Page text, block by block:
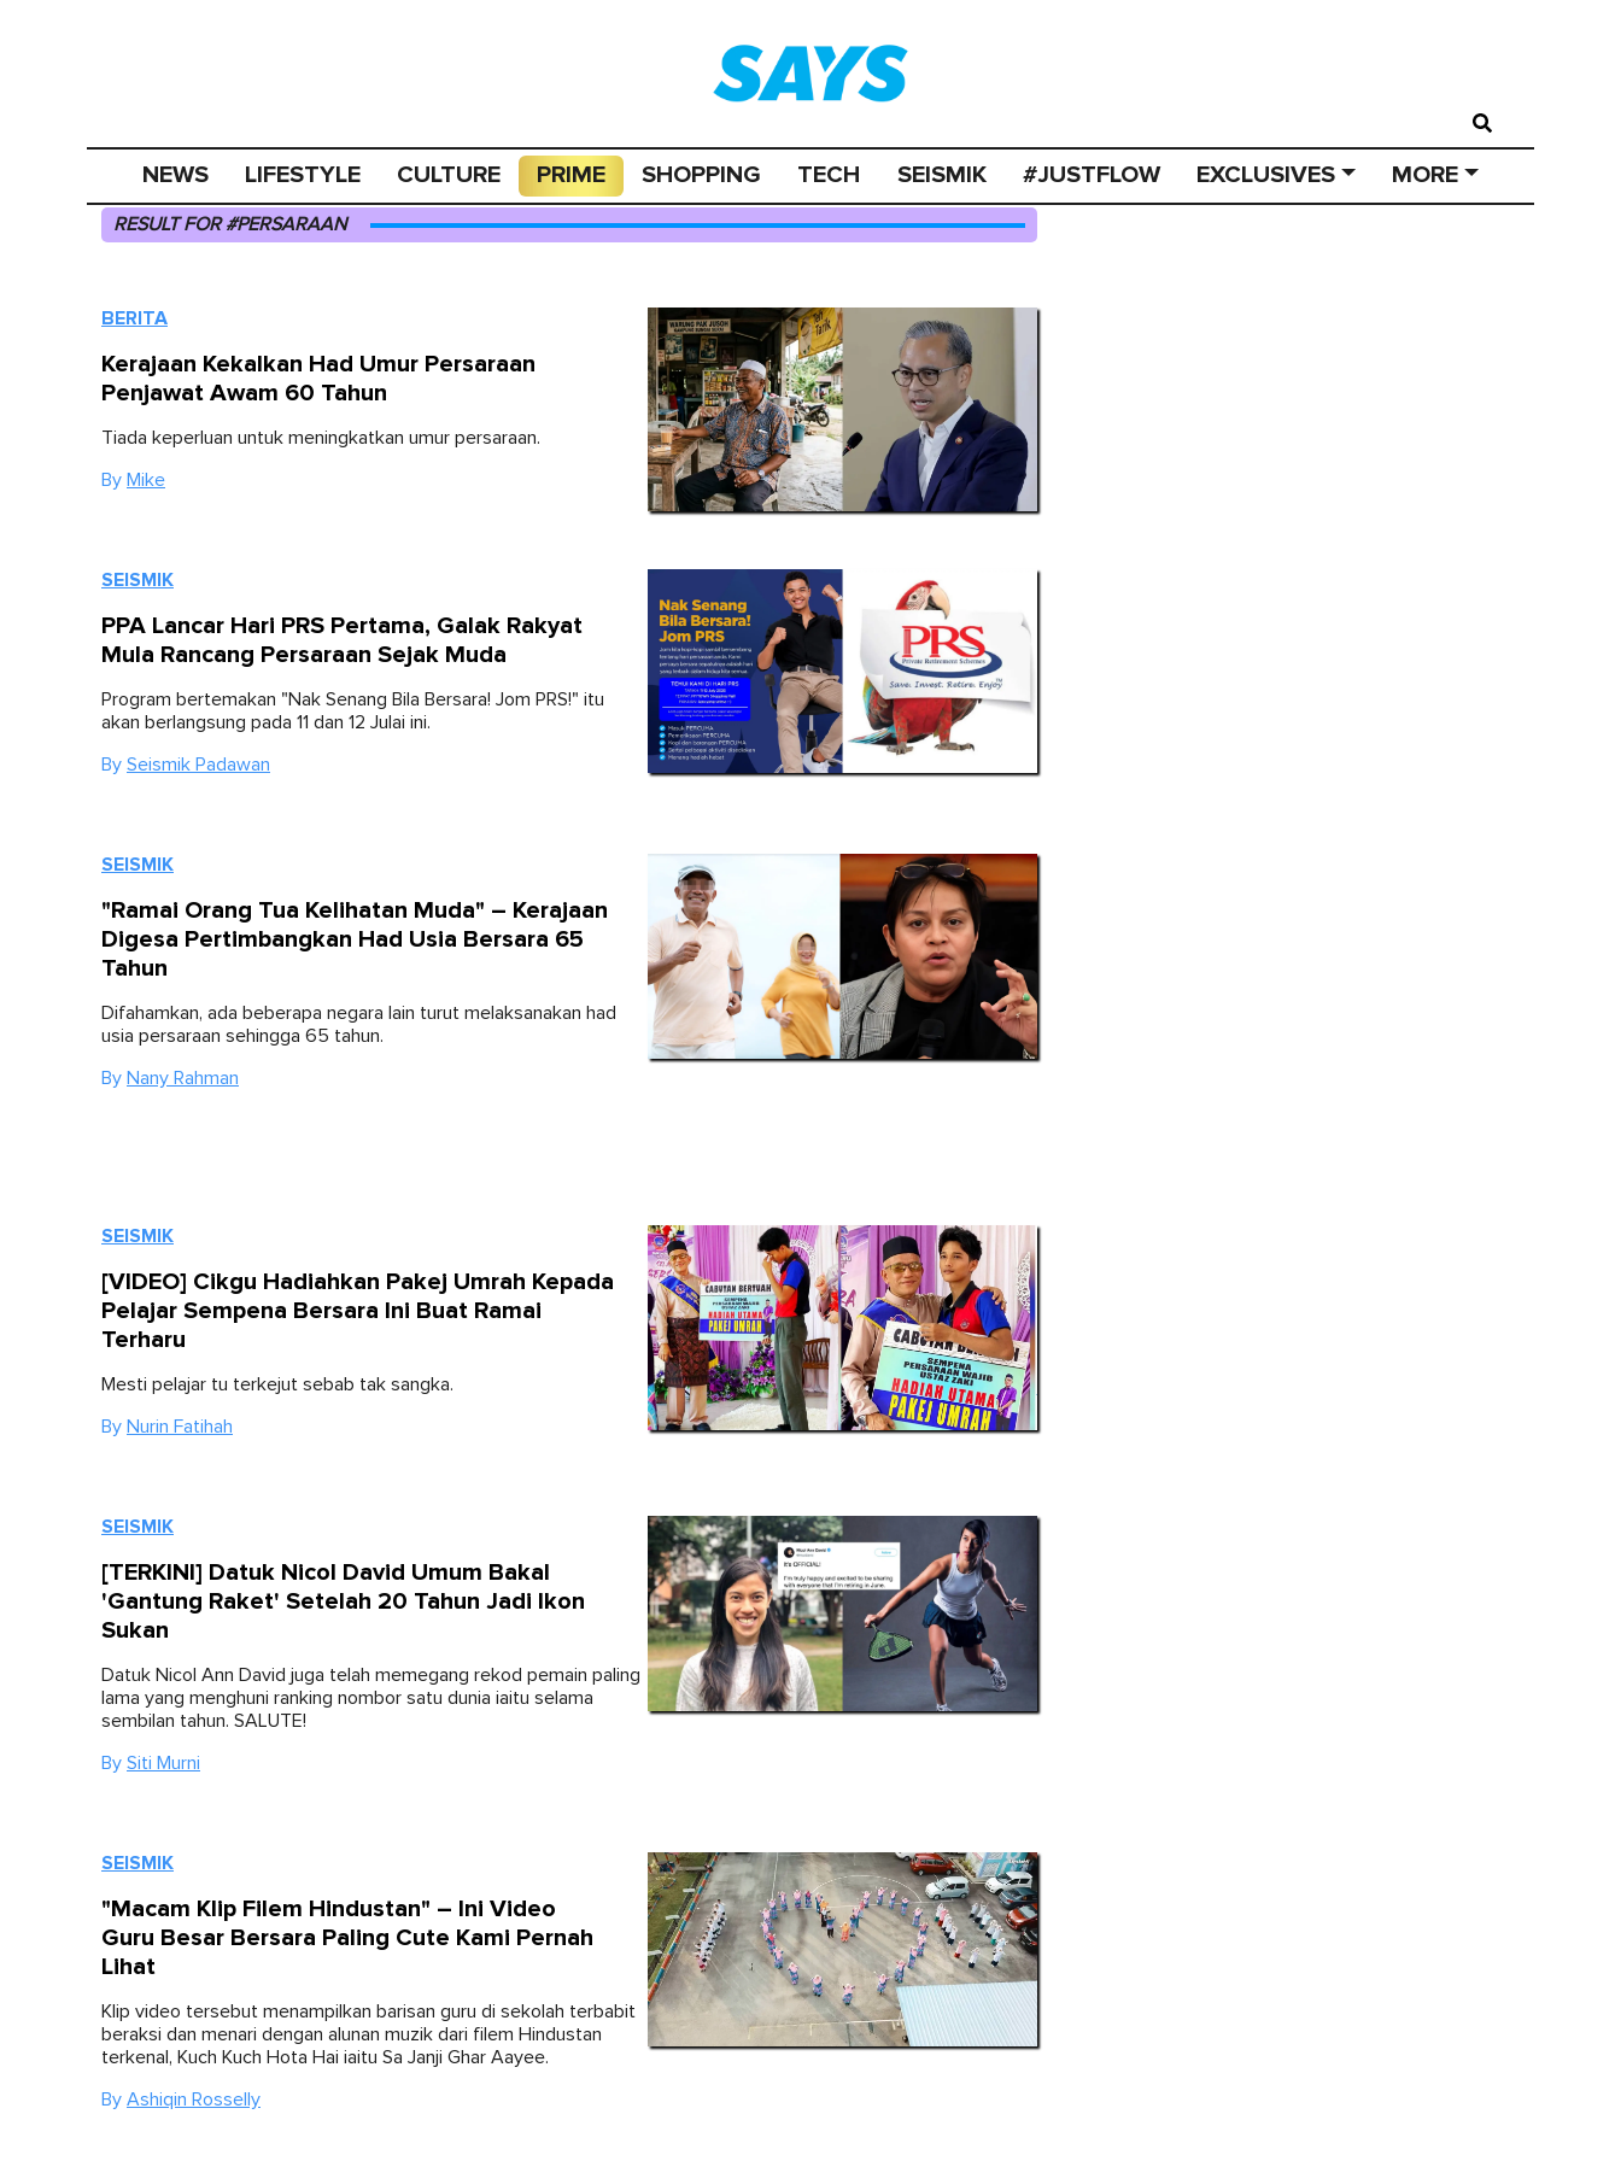
NEWS LIFESTYLE CULTURE PRIME SHOPPING TECH SEISMIK #JUSTFLOW EXCLUSIVES MORE
RESULT FOR #PERSARAAN
BERITA
Kerajaan Kekalkan Had Umur Persaraan
Penjawat Awam 60 Tahun
Tiada keperluan untuk meningkatkan umur persaraan.
By Mike
SEISMIK
PPA Lancar Hari PRS Pertama, Galak Rakyat
Mula Rancang Persaraan Sejak Muda
Program bertemakan "Nak Senang Bila Bersara! Jom PRS!" itu
akan berlangsung pada 11 dan 12 Julai ini.
By Seismik Padawan
SEISMIK
"Ramai Orang Tua Kelihatan Muda" – Kerajaan
Digesa Pertimbangkan Had Usia Bersara 65
Tahun
Difahamkan, ada beberapa negara lain turut melaksanakan had
usia persaraan sehingga 65 tahun.
By Nany Rahman
SEISMIK
[VIDEO] Cikgu Hadiahkan Pakej Umrah Kepada
Pelajar Sempena Bersara Ini Buat Ramai
Terharu
Mesti pelajar tu terkejut sebab tak sangka.
By Nurin Fatihah
SEISMIK
[TERKINI] Datuk Nicol David Umum Bakal
'Gantung Raket' Setelah 20 Tahun Jadi Ikon
Sukan
Datuk Nicol Ann David juga telah memegang rekod pemain paling
lama yang menghuni ranking nombor satu dunia iaitu selama
sembilan tahun. SALUTE!
By Siti Murni
SEISMIK
"Macam Klip Filem Hindustan" – Ini Video
Guru Besar Bersara Paling Cute Kami Pernah
Lihat
Klip video tersebut menampilkan barisan guru di sekolah terbabit
beraksi dan menari dengan alunan muzik dari filem Hindustan
terkenal, Kuch Kuch Hota Hai iaitu Sa Janji Ghar Aayee.
By Ashiqin Rosselly